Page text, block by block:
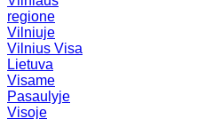
regione
Vilniuje
Vilnius Visa
Lietuva
Visame
Pasaulyje
Visoje